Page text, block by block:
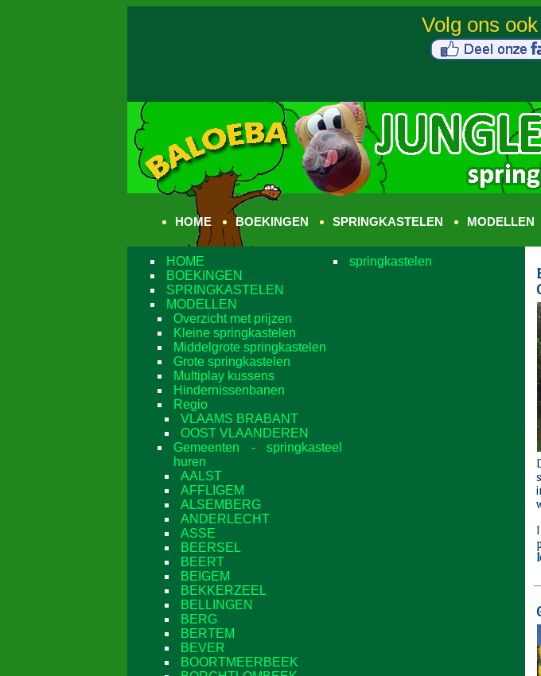
HOME BOEKINGEN SPRINGKASTELEN MODELLEN
HOME
BOEKINGEN
SPRINGKASTELEN
MODELLEN
Overzicht met prijzen
Kleine springkastelen
Middelgrote springkastelen
Grote springkastelen
Multiplay kussens
Hindernissenbanen
Regio
VLAAMS BRABANT
OOST VLAANDEREN
Gemeenten - springkasteel
huren
AALST
AFFLIGEM
ALSEMBERG
ANDERLECHT
ASSE
BEERSEL
BEERT
BEIGEM
BEKKERZEEL
BELLINGEN
BERG
BERTEM
BEVER
BOORTMEERBEEK
springkastelen